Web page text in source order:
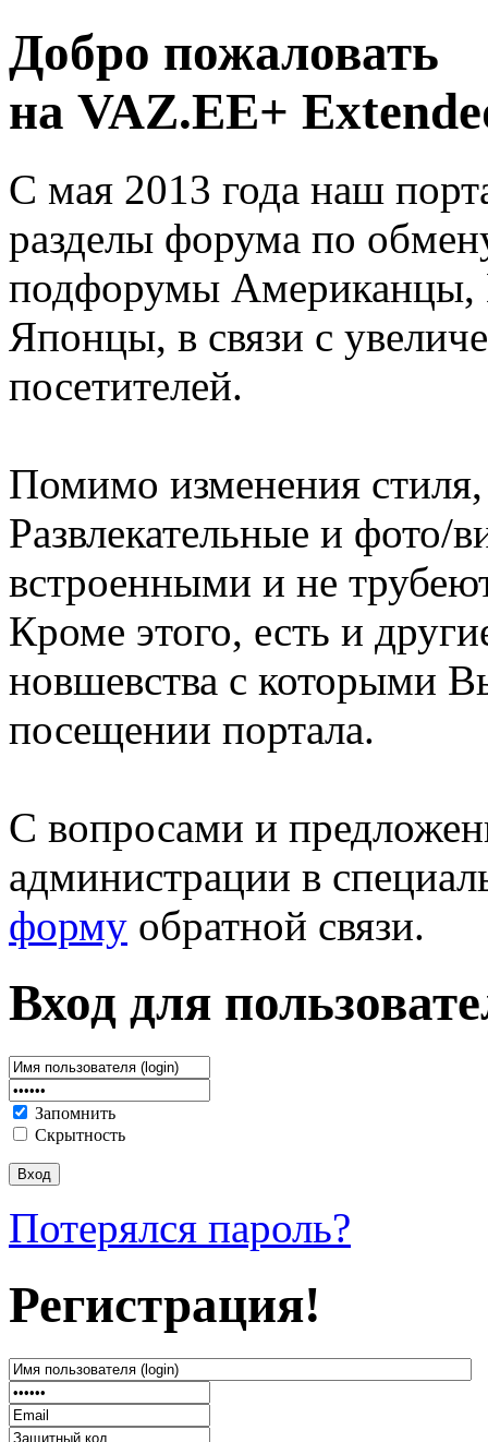
Добро пожаловать
на VAZ.EE+
С мая 2013 года наш
разделы форума по
подфорумы
Японцы, в связи с
посетителей.
Помимо изменения
Развлекательные и фото/
встроенными и не
Кроме этого, есть и
новшевства с которыми
посещении портала.
С вопросами и
администрации в
форму обратной связи.
Вход для
Запомнить
Скрытность
Потерялся пароль?
Регистрация!